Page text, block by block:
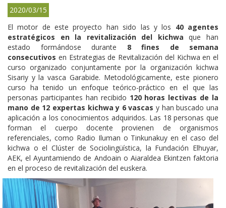
2020/03/15
El motor de este proyecto han sido las y los 40 agentes
estratégicos en la revitalización del kichwaque han
estado formándose durante 8 fines de semana
consecutivos en Estrategias de Revitalización del Kichwa en el
curso organizado conjuntamente por la organización kichwa
Sisariy y la vasca Garabide. Metodológicamente, este pionero
curso ha tenido un enfoque teórico-práctico en el que las
personas participantes han recibido 120 horas lectivas de la
mano de 12 expertas kichwa y 6 vascasy han buscado una
aplicación a los conocimientos adquiridos. Las 18 personas que
forman el cuerpo docente provienen de organismos
referenciales, como Radio Iluman o Tinkunakuy en el caso del
kichwa o el Clúster de Sociolingüística, la Fundación Elhuyar,
AEK, el Ayuntamiendo de Andoain o Aiaraldea Ekintzen faktoria
en el proceso de revitalización del euskera.